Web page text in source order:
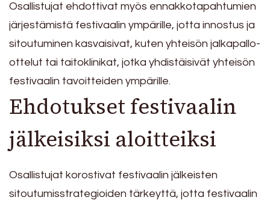
Osallistujat ehdottivat myös ennakkotapahtumien
järjestämistä festivaalin ympärille, jotta innostus ja
sitoutuminen kasvaisivat, kuten yhteisön jalkapallo-
ottelut tai taitoklinikat, jotka yhdistäisivät yhteisön
festivaalin tavoitteiden ympärille.
Ehdotukset festivaalin
jälkeisiksi aloitteiksi
Osallistujat korostivat festivaalin jälkeisten
sitoutumisstrategioiden tärkeyttä, jotta festivaalin